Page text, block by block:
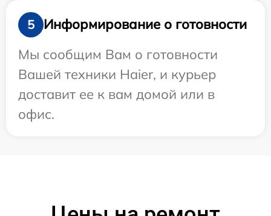
5
Информирование о готовности
Мы сообщим Вам о готовности
Вашей техники Haier, и курьер
доставит ее к вам домой или в
офис.